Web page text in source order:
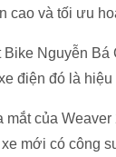
cao và tối ưu
Bike Nguyễn
điện đó là
mắt của
xe mới có công